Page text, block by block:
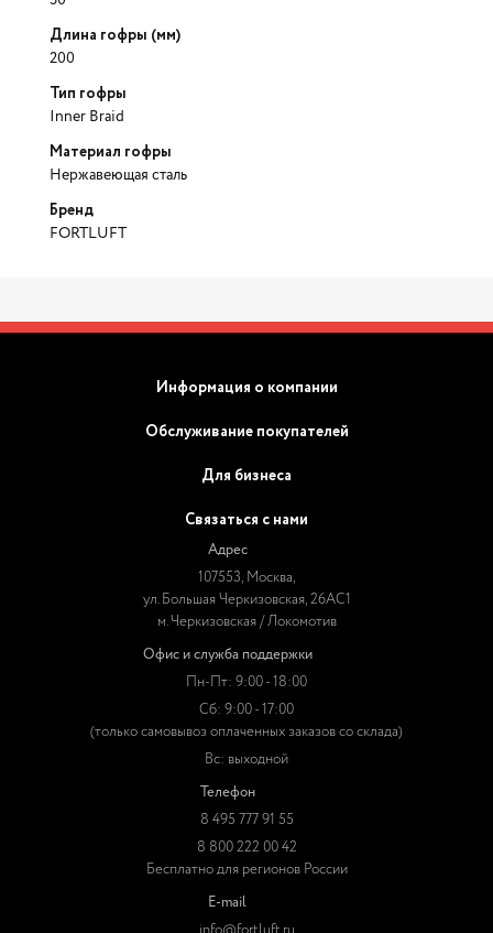
Длина гофры (мм)
200
Тип гофры
Inner Braid
Материал гофры
Нержавеющая сталь
Бренд
FORTLUFT
Информация о компании
Обслуживание покупателей
Для бизнеса
Связаться с нами
Адрес
107553, Москва,
ул. Большая Черкизовская, 26АС1
м. Черкизовская / Локомотив
Офис и служба поддержки
Пн-Пт: 9:00 - 18:00
Сб: 9:00 - 17:00
(только самовывоз оплаченных заказов со склада)
Вс: выходной
Телефон
8 495 777 91 55
8 800 222 00 42
Бесплатно для регионов России
E-mail